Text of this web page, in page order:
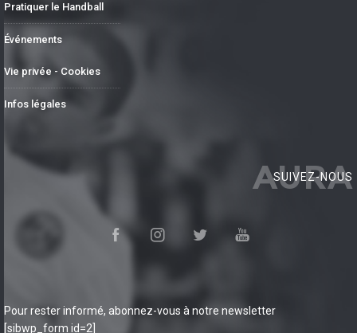
Pratiquer le Handball
Événements
Vie privée - Cookies
Infos légales
AURA
SUIVEZ-NOUS
Pour rester informé, abonnez-vous à notre newsletter
[sibwp_form id=2]